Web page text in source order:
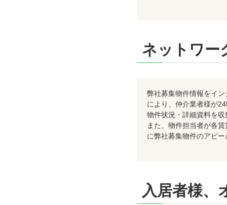
ネットワー
弊社募集物件情報をイ
により、仲介業者様が
物件状況・詳細資料を
また、物件担当者が各
に弊社募集物件のアピ
入居者様